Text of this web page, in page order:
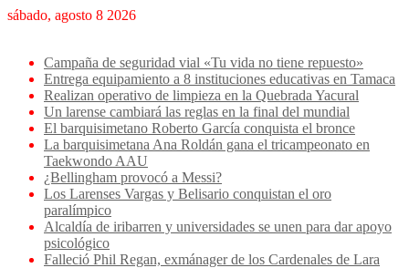
sábado, agosto 8 2026
Campaña de seguridad vial «Tu vida no tiene repuesto»
Entrega equipamiento a 8 instituciones educativas en Tamaca
Realizan operativo de limpieza en la Quebrada Yacural
Un larense cambiará las reglas en la final del mundial
El barquisimetano Roberto García conquista el bronce
La barquisimetana Ana Roldán gana el tricampeonato en
Taekwondo AAU
¿Bellingham provocó a Messi?
Los Larenses Vargas y Belisario conquistan el oro
paralímpico
Alcaldía de iribarren y universidades se unen para dar apoyo
psicológico
Falleció Phil Regan, exmánager de los Cardenales de Lara